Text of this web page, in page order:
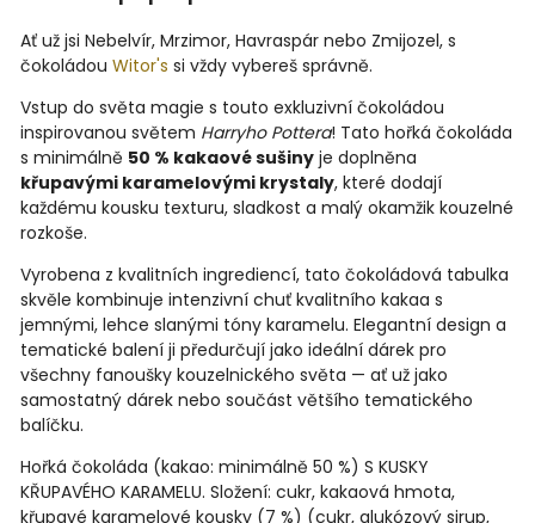
Ať už jsi Nebelvír, Mrzimor, Havraspár nebo Zmijozel, s
čokoládou Witor's si vždy vybereš správně.
Vstup do světa magie s touto exkluzivní čokoládou
inspirovanou světem Harryho Pottera! Tato hořká čokoláda
s minimálně 50 % kakaové sušiny je doplněna
křupavými karamelovými krystaly, které dodají
každému kousku texturu, sladkost a malý okamžik kouzelné
rozkoše.
Vyrobena z kvalitních ingrediencí, tato čokoládová tabulka
skvěle kombinuje intenzivní chuť kvalitního kakaa s
jemnými, lehce slanými tóny karamelu. Elegantní design a
tematické balení ji předurčují jako ideální dárek pro
všechny fanoušky kouzelnického světa — ať už jako
samostatný dárek nebo součást většího tematického
balíčku.
Hořká čokoláda (kakao: minimálně 50 %) S KUSKY
KŘUPAVÉHO KARAMELU. Složení: cukr, kakaová hmota,
křupavé karamelové kousky (7 %) (cukr, glukózový sirup,